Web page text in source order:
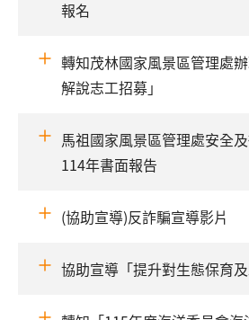
報名
轉知茂林國家風景區管理處
解說志工招募」
馬祖國家風景區管理處安全
114年書面報告
(協助宣導)反詐騙宣導影片
協助宣導「提升對生態保育及